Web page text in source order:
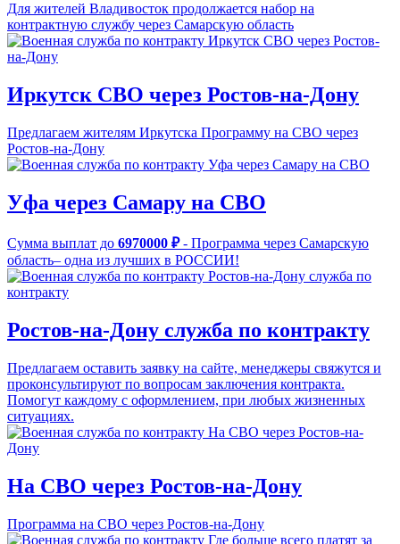
Для жителей Владивосток продолжается набор на
контрактную службу через Самарскую область
Иркутск СВО через Ростов-на-Дону
Предлагаем жителям Иркутска Программу на СВО через
Ростов-на-Дону
Уфа через Самару на СВО
Сумма выплат до 6970000 ₽- Программа через Самарскую
область– одна из лучших в РОССИИ!
Ростов-на-Дону служба по контракту
Предлагаем оставить заявку на сайте, менеджеры свяжутся и
проконсультируют по вопросам заключения контракта.
Помогут каждому с оформлением, при любых жизненных
ситуациях.
На СВО через Ростов-на-Дону
Программа на СВО через Ростов-на-Дону